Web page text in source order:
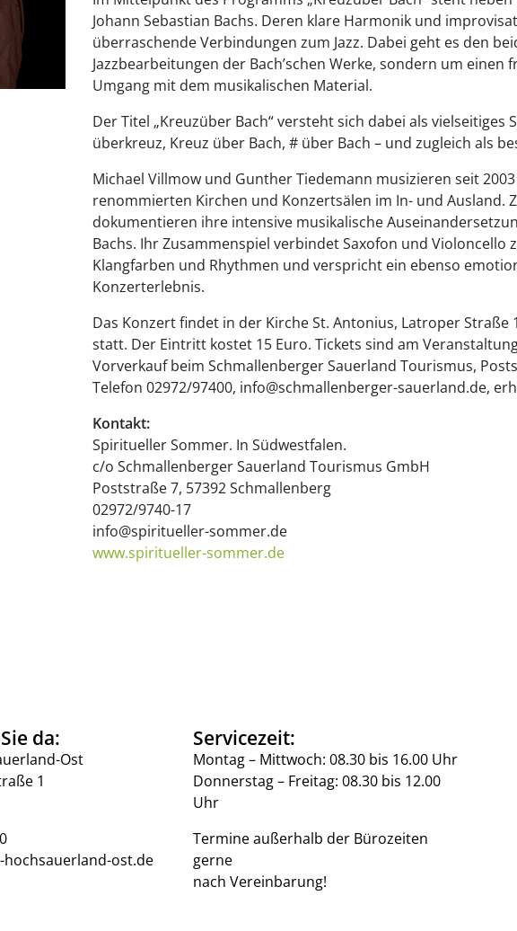
Johann Sebastian Bachs. Deren klare Harmonik und
überraschende Verbindungen zum Jazz. Dabei geht es den
Jazzbearbeitungen der Bach’schen Werke, sondern um
Umgang mit dem musikalischen Material.
Der Titel „Kreuzüber Bach“ versteht sich dabei als vielseitiges
überkreuz, Kreuz über Bach, # über Bach – und zugleich als
Michael Villmow und Gunther Tiedemann musizieren seit
renommierten Kirchen und Konzertsälen im In- und Ausland.
dokumentieren ihre intensive musikalische
Bachs. Ihr Zusammenspiel verbindet Saxofon und Violoncello
Klangfarben und Rhythmen und verspricht ein ebenso
Konzerterlebnis.
Das Konzert findet in der Kirche St. Antonius, Latroper Straße
statt. Der Eintritt kostet 15 Euro. Tickets sind am
Vorverkauf beim Schmallenberger Sauerland Tourismus,
Telefon 02972/97400, info@schmallenberger-sauerland.de,
Kontakt:
Spiritueller Sommer. In Südwestfalen.
c/o Schmallenberger Sauerland Tourismus GmbH
Poststraße 7, 57392 Schmallenberg
02972/9740-17
info@spiritueller-sommer.de
www.spiritueller-sommer.de
da:
Ost
1
hochsauerland-ost.de
Servicezeit:
Montag – Mittwoch: 08.30 bis 16.00 Uhr
Donnerstag – Freitag: 08.30 bis 12.00
Uhr
Termine außerhalb der Bürozeiten
gerne
nach Vereinbarung!